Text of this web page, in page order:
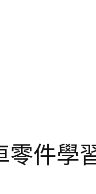
零件學